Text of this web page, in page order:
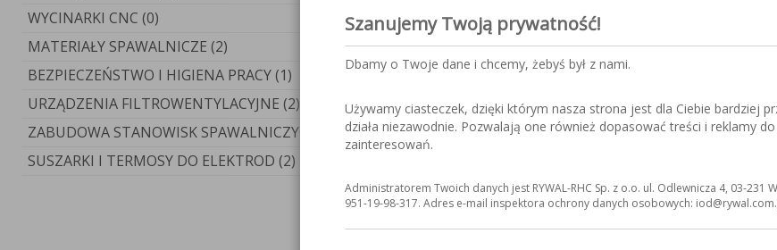
WYCINARKI CNC (0)
MATERIAŁY SPAWALNICZE (2)
BEZPIECZEŃSTWO I HIGIENA PRACY (1)
URZĄDZENIA FILTROWENTYLACYJNE (2)
ZABUDOWA STANOWISK SPAWALNICZYCH (3)
SUSZARKI I TERMOSY DO ELEKTROD (2)
Obserwuj nas w
Szanujemy Twoją prywatność!
Dbamy o Twoje dane i chcemy, żebyś był z nami.
Używamy ciasteczek, dzięki którym nasza strona jest dla Ciebie bardziej
działa niezawodnie. Pozwalają one również dopasować treści i reklamy
zainteresowań.
Administratorem Twoich danych jest RYWAL-RHC Sp. z o.o. ul. Odlewnicza 4, 03-231
951-19-98-317. Adres e-mail inspektora ochrony danych osobowych: